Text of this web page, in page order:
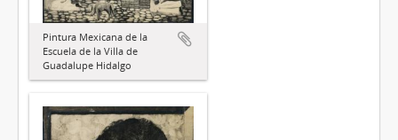
Pintura Mexicana de la
Escuela de la Villa de
Guadalupe Hidalgo